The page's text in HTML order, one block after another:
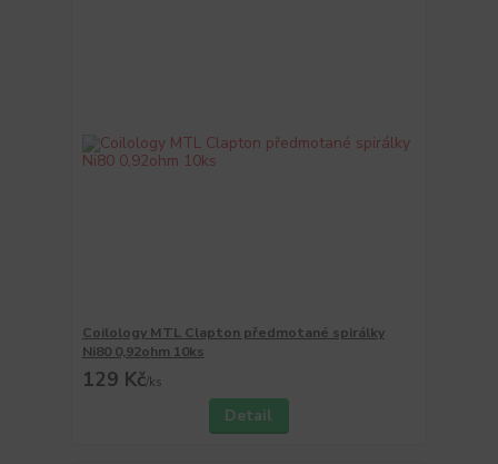
Coilology MTL Clapton předmotané spirálky
Ni80 0,92ohm 10ks
129 Kč/ks
Detail